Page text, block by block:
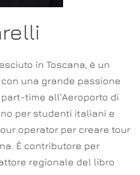
in Toscana, è un
una grande passione
part-time all'Aeroporto di
per studenti italiani e
operator per creare tour
È contributore per
regionale del libro